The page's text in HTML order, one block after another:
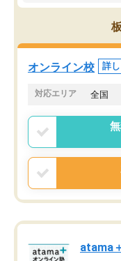
のも重宝しています
オンライン校 詳
対応エリア 全国
atama